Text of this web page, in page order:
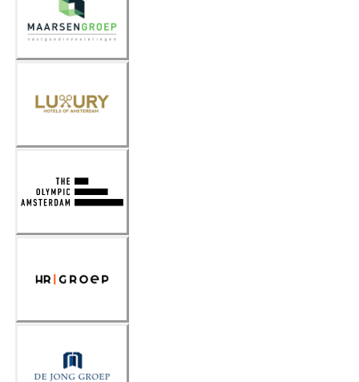
Maarsen
Groep
Hotels
of
Amsterd
Olympic
Amsterd
am
HR
Groep
De Jong
Groep